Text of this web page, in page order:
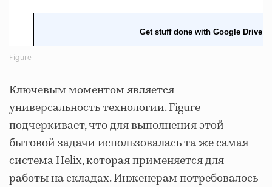
Figure
Ключевым моментом является
универсальность технологии. Figure
подчеркивает, что для выполнения этой
бытовой задачи использовалась та же самая
система Helix, которая применяется для
работы на складах. Инженерам потребовалось